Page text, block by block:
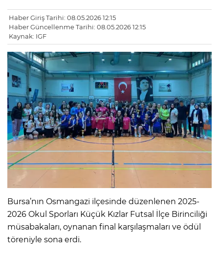
Haber Giriş Tarihi: 08.05.2026 12:15
Haber Güncellenme Tarihi: 08.05.2026 12:15
Kaynak: IGF
Bursa’nın Osmangazi ilçesinde düzenlenen 2025-
2026 Okul Sporları Küçük Kızlar Futsal İlçe Birinciliği
müsabakaları, oynanan final karşılaşmaları ve ödül
töreniyle sona erdi.